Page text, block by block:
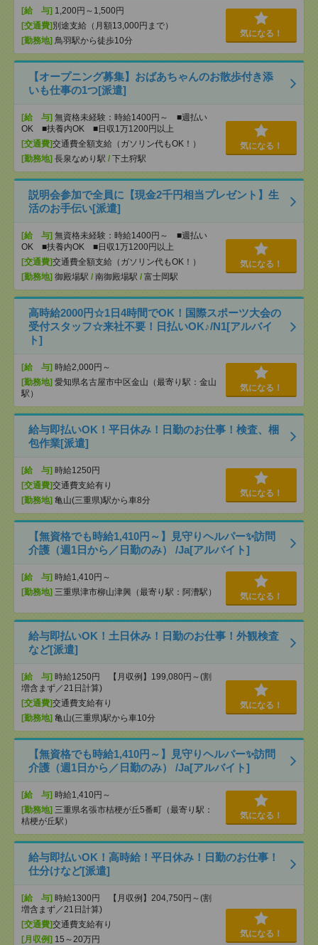
[給 与] 1,200円～1,500円
[交通費] 別途支給（月額13,000円まで）
[勤務地] 鳥羽駅から徒歩10分
気になる！
【オープニング募集】おばあちゃんのお散歩付き添
いも仕事の1つ[派遣]
[給 与] 無資格未経験：時給1400円～ ■週払い
OK ■扶養内OK ■日収1万1200円以上
[交通費]交通費全額支給（ガソリン代もOK！）
[勤務地] 長泉なめり駅 / 下土狩駅
気になる！
説明会参加で全員に【現金2千円相当プレゼント】生
活のお手伝い[派遣]
[給 与] 無資格未経験：時給1400円～ ■週払い
OK ■扶養内OK ■日収1万1200円以上
[交通費]交通費全額支給（ガソリン代もOK！）
[勤務地] 御殿場駅 / 南御殿場駅 / 富士岡駅
気になる！
高時給2000円☆1日4時間でOK！国際スポーツ大会の
受付スタッフ☆来社不要！日払いOK♪/N1[アルバイ
ト]
[給 与] 時給2,000円～
[勤務地] 愛知県名古屋市中区金山（最寄り駅：金山
駅）
気になる！
給与即払いOK！平日休み！日勤のお仕事！検査、梱
包作業[派遣]
[給 与] 時給1250円
[交通費]交通費支給有り
[勤務地] 亀山(三重県)駅から車8分
気になる！
【無資格でも時給1,410円～】見守りヘルパー✨訪問
介護（週1日から／日勤のみ） /Ja[アルバイト]
[給 与] 時給1,410円～
[勤務地] 三重県津市柳山津興（最寄り駅：阿漕駅） 気になる！
給与即払いOK！土日休み！日勤のお仕事！外観検査
など[派遣]
[給 与] 時給1250円 【月収例】199,080円～(割
増含まず／21日計算)
[交通費]交通費支給有り
[勤務地] 亀山(三重県)駅から車10分
気になる！
【無資格でも時給1,410円～】見守りヘルパー✨訪問
介護（週1日から／日勤のみ） /Ja[アルバイト]
[給 与] 時給1,410円～
[勤務地] 三重県名張市桔梗が丘5番町（最寄り駅：
桔梗が丘駅）
気になる！
給与即払いOK！高時給！平日休み！日勤のお仕事！
仕分けなど[派遣]
[給 与] 時給1300円 【月収例】204,750円～(割
増含まず／21日計算)
[交通費]交通費支給有り
[月収例] 15～20万円
気になる！